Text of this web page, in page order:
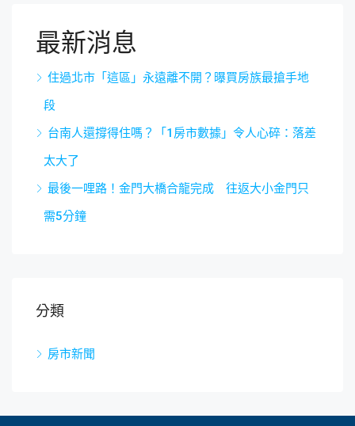
最新消息
住過北市「這區」永遠離不開？曝買房族最搶手地
段
台南人還撐得住嗎？「1房市數據」令人心碎：落差
太大了
最後一哩路！金門大橋合龍完成 往返大小金門只
需5分鐘
分類
房市新聞